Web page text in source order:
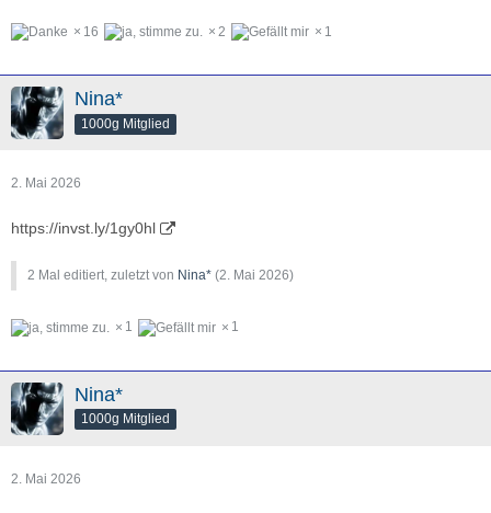
16 2 1
Nina*
1000g Mitglied
2. Mai 2026
https://invst.ly/1gy0hl
2 Mal editiert, zuletzt von Nina* (2. Mai 2026)
1 1
Nina*
1000g Mitglied
2. Mai 2026